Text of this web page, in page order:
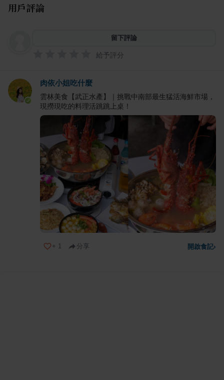
用戶評論
留下評論
給予評分
肉依小姐吃什麼
雲林美食【武正水產】｜挑戰中南部最生猛活海鮮市場，
現撈現吃的料理活跳跳上桌！
+ 1 分享 開啟食記›